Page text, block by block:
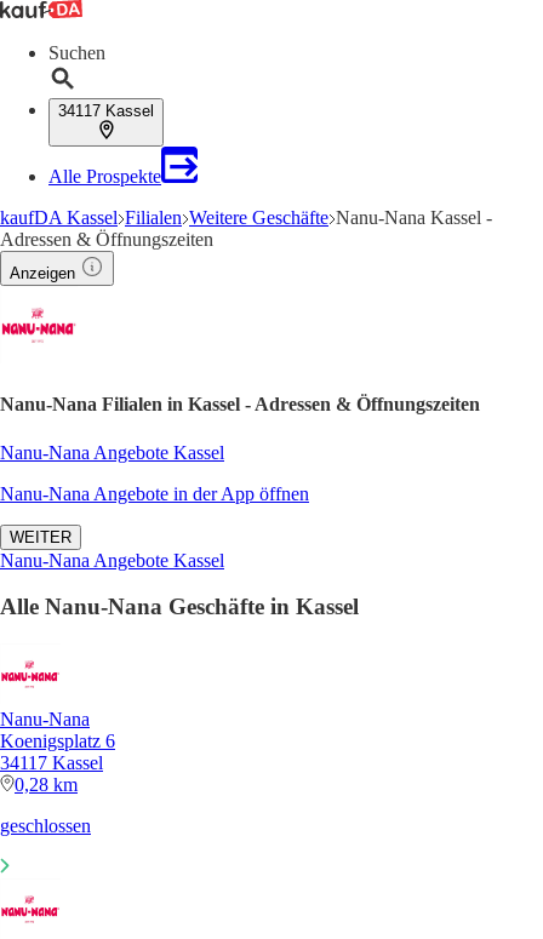
Suchen
34117 Kassel
Alle Prospekte
kaufDA Kassel Filialen Weitere Geschäfte Nanu-Nana Kassel -
Adressen & Öffnungszeiten
Anzeigen
Nanu-Nana Filialen in Kassel - Adressen & Öffnungszeiten
Nanu-Nana Angebote Kassel
Nanu-Nana Angebote in der App öffnen
WEITER
Nanu-Nana Angebote Kassel
Alle Nanu-Nana Geschäfte in Kassel
Nanu-Nana
Koenigsplatz 6
34117 Kassel
0,28 km
geschlossen